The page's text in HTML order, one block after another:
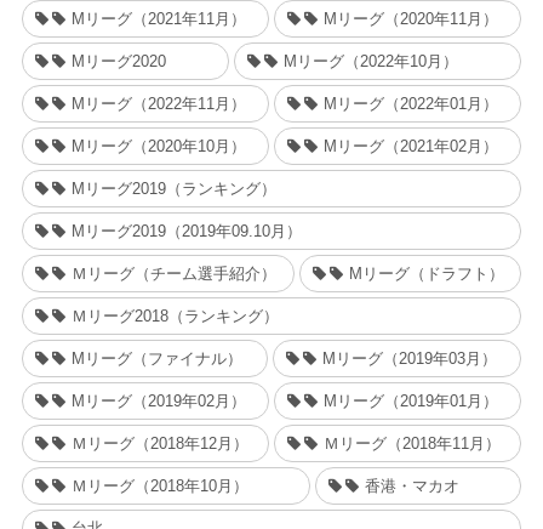
Mリーグ（2021年11月） Mリーグ（2020年11月）
Mリーグ2020 Mリーグ（2022年10月）
Mリーグ（2022年11月） Mリーグ（2022年01月）
Mリーグ（2020年10月） Mリーグ（2021年02月）
Mリーグ2019（ランキング）
Mリーグ2019（2019年09.10月）
Ｍリーグ（チーム選手紹介） Mリーグ（ドラフト）
Ｍリーグ2018（ランキング）
Mリーグ（ファイナル） Mリーグ（2019年03月）
Mリーグ（2019年02月） Mリーグ（2019年01月）
Ｍリーグ（2018年12月） Ｍリーグ（2018年11月）
Ｍリーグ（2018年10月） 香港・マカオ